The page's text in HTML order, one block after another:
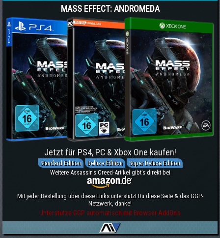
MASS EFFECT: ANDROMEDA
Jetzt für PS4, PC & Xbox One kaufen!
Standard Edition Deluxe Edition
Super Deluxe Edition
Weitere Assassin's Creed-Artikel gibt's direkt bei
Mit jeder Bestellung über diese Links unterstützt Du diese Seite & das GGP-
Netzwerk, danke!
Unterstütze GGP automatisch mit Browser AddOn's